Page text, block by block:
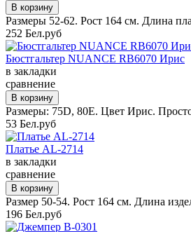
Размеры 52-62. Рост 164 см. Длина
252 Бел.руб
Бюстгальтер NUANCE RB6070 Ирис
в закладки
сравнение
Размеры: 75D, 80E. Цвет Ирис.
53 Бел.руб
Платье AL-2714
в закладки
сравнение
Размер 50-54. Рост 164 см. Длина
196 Бел.руб